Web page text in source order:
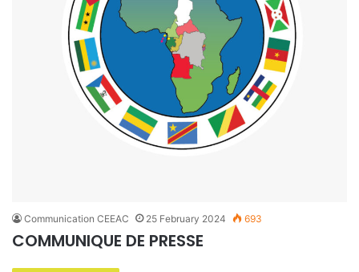
Communication CEEAC 25 February 2024 693
COMMUNIQUE DE PRESSE